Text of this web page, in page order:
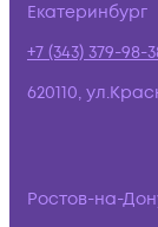
Екатеринбург
+7 (343) 379-98-
620110,
Ростов-на-